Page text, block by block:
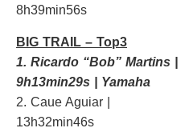
8h39min56s
BIG TRAIL – Top3
1. Ricardo “Bob” Martins |
9h13min29s | Yamaha
2. Caue Aguiar |
13h32min46s